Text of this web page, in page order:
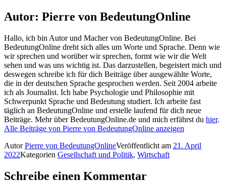
Autor: Pierre von BedeutungOnline
Hallo, ich bin Autor und Macher von BedeutungOnline. Bei
BedeutungOnline dreht sich alles um Worte und Sprache. Denn wie
wir sprechen und worüber wir sprechen, formt wie wir die Welt
sehen und was uns wichtig ist. Das darzustellen, begeistert mich und
deswegen schreibe ich für dich Beiträge über ausgewählte Worte,
die in der deutschen Sprache gesprochen werden. Seit 2004 arbeite
ich als Journalist. Ich habe Psychologie und Philosophie mit
Schwerpunkt Sprache und Bedeutung studiert. Ich arbeite fast
täglich an BedeutungOnline und erstelle laufend für dich neue
Beiträge. Mehr über BedeutungOnline.de und mich erfährst du hier.
Alle Beiträge von Pierre von BedeutungOnline anzeigen
AutorPierre von BedeutungOnlineVeröffentlicht am 21. April
2022Kategorien Gesellschaft und Politik, Wirtschaft
Schreibe einen Kommentar